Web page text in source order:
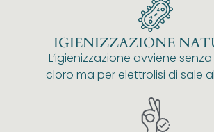
IGIENIZZAZIONE
L’igienizzazione avviene
cloro ma per elettrolisi di sale